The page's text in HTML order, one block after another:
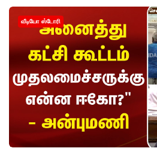
வீடியோ ஸ்டோரி